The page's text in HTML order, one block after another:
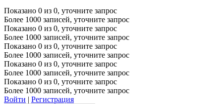
Показано 0 из 0, уточните запрос
Более 1000 записей, уточните запрос
Показано 0 из 0, уточните запрос
Более 1000 записей, уточните запрос
Показано 0 из 0, уточните запрос
Более 1000 записей, уточните запрос
Показано 0 из 0, уточните запрос
Более 1000 записей, уточните запрос
Показано 0 из 0, уточните запрос
Более 1000 записей, уточните запрос
Войти | Регистрация